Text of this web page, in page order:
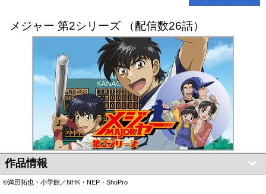
メジャー 第2シリーズ （配信数26話）
作品情報
©満田拓也・小学館／NHK・NEP・ShoPro